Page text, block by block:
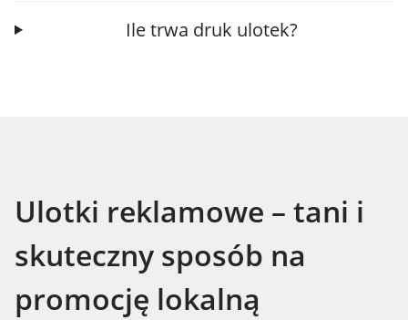
Ile trwa druk ulotek?
Ulotki reklamowe – tani i
skuteczny sposób na
promocję lokalną